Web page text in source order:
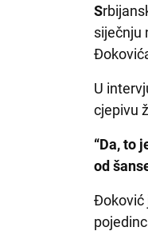
S
siječnju
U
cjepivu
“Da, to
od
Đoković